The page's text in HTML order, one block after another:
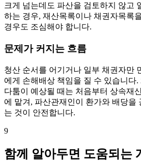
크게 넘는데도 파산을 검토하지 않고
하는 경우, 재산목록이나 채권자목록
경우도 조심해야 합니다.
문제가 커지는 흐름
청산 순서를 어기거나 일부 채권자만
에게 손해배상 책임을 질 수 있습니다
다툼이 예상될 때는 처음부터 상속재
에 맡겨, 파산관재인이 환가와 배당을
는 것이 안전합니다.
9
함께 알아두면 도움되는